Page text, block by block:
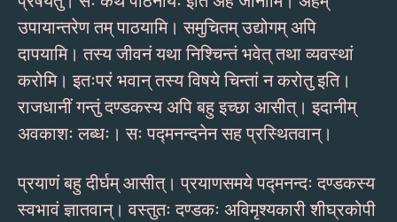
उपायान्तरेण तम् पाठयामि। समुचितम् उद्योगम् अपि
दापयामि। तस्य जीवनं यथा निश्चिन्तं भवेत् तथा व्यवस्थां
करोमि। इतःपरं भवान् तस्य विषये चिन्तां न करोतु इति।
राजधानीं गन्तुं दण्डकस्य अपि बहु इच्छा आसीत्। इदानीम्
अवकाशः लब्धः। सः पद्मनन्दनेन सह प्रस्थितवान्।
प्रयाणं बहु दीर्घम् आसीत्। प्रयाणसमये पद्मनन्दः दण्डकस्य
स्वभावं ज्ञातवान्। वस्तुतः दण्डकः अविमृश्यकारी शीघ्रकोपी